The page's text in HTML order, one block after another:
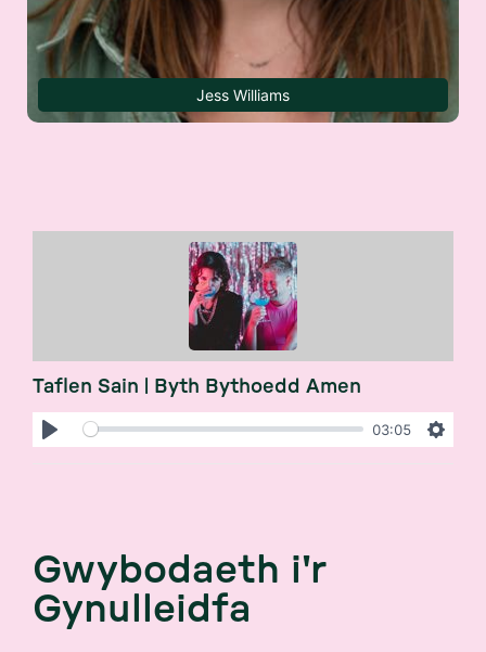
Jess Williams
Taflen Sain | Byth Bythoedd Amen
Play
03:05
Gwybodaeth i'r
Gynulleidfa